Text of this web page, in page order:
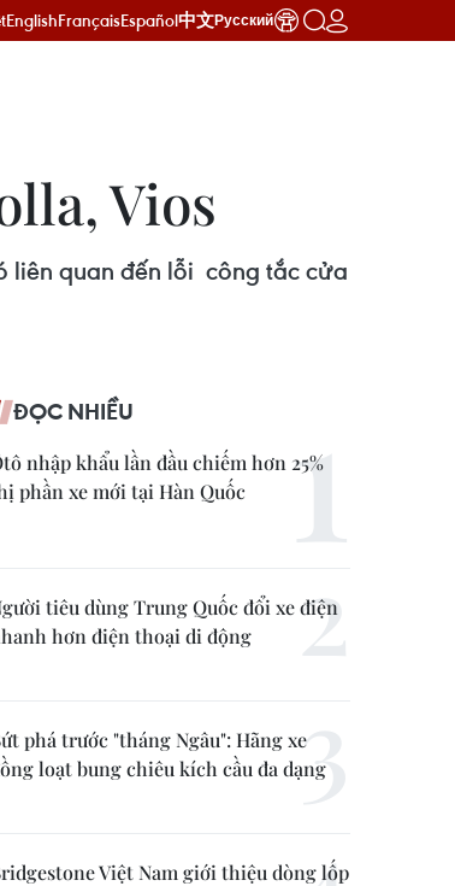
EnglishFrançaisEspañol中文Русский
Vios
liên quan đến lỗi công tắc cửa
ĐỌC NHIỀU
nhập khẩu lần đầu chiếm hơn 25%
phần xe mới tại Hàn Quốc
tiêu dùng Trung Quốc đổi xe điện
hơn điện thoại di động
phá trước "tháng Ngâu": Hãng xe
loạt bung chiêu kích cầu đa dạng
Việt Nam giới thiệu dòng lốp